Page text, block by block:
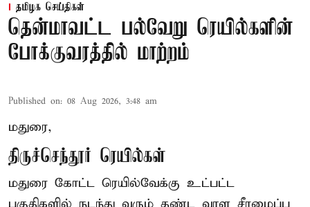
தமிழக செய்திகள்
தென்மாவட்ட பல்வேறு ரெயில்களின்
போக்குவரத்தில் மாற்றம்
Published on: 08 Aug 2026, 3:48 am
மதுரை,
திருச்செந்தூர் ரெயில்கள்
மதுரை கோட்ட ரெயில்வேக்கு உட்பட்ட
பகுதிகளில் நடந்து வரும் தண்ட வாள சீரமைப்பு